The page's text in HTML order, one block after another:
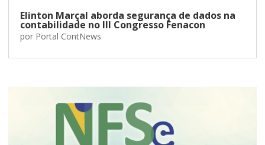
Elinton Marçal aborda segurança de dados na
contabilidade no III Congresso Fenacon
por Portal ContNews